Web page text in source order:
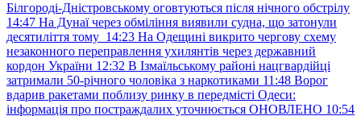
Білгороді-Дністровському оговтуються після нічного обстрілу
14:47 На Дунаї через обміління виявили судна, що затонули
десятиліття тому 14:23 На Одещині викрито чергову схему
незаконного переправлення ухилянтів через державний
кордон України 12:32 В Ізмаїльському районі нацгвардійці
затримали 50-річного чоловіка з наркотиками 11:48 Ворог
вдарив ракетами поблизу ринку в передмісті Одеси:
інформація про постраждалих уточнюється ОНОВЛЕНО 10:54